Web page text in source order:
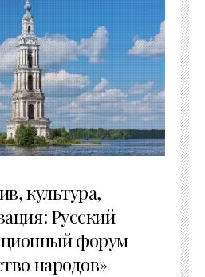
культура,
Русский
форум
народов»